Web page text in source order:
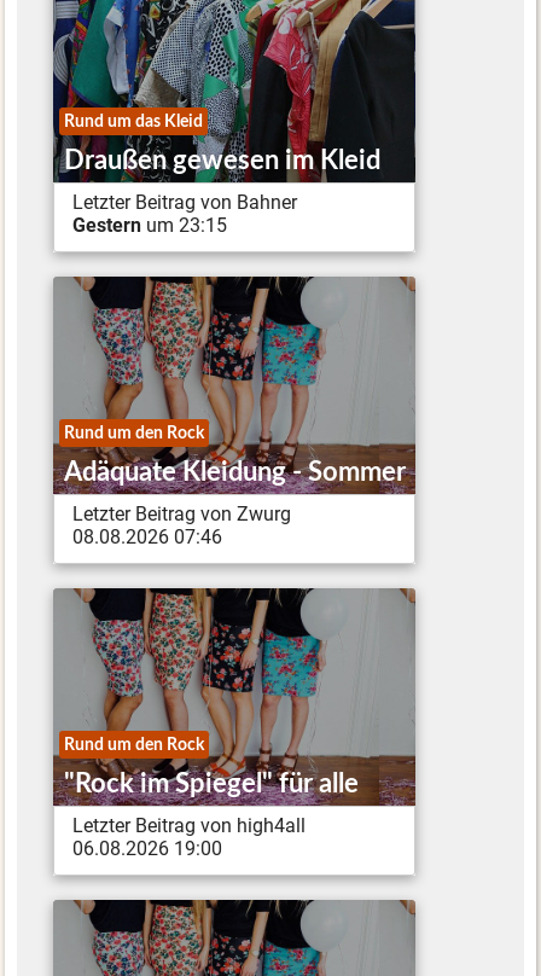
Rund um das Kleid
Draußen gewesen im Kleid
Letzter Beitrag von Bahner
Gestern um 23:15
Rund um den Rock
Adäquate Kleidung - Sommer
Letzter Beitrag von Zwurg
08.08.2026 07:46
Rund um den Rock
"Rock im Spiegel" für alle
Letzter Beitrag von high4all
06.08.2026 19:00